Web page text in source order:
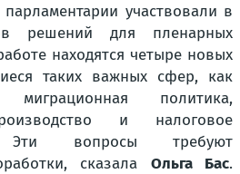
участвовали в
решений для пленарных
находятся четыре новых
таких важных сфер, как
миграционная политика,
и налоговое
Эти вопросы требуют
сказала Ольга Бас.